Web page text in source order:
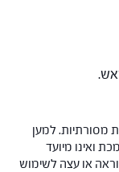
מסורתיות. למען
ואינו מיועד
או עצה לשימוש